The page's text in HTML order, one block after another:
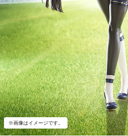
※画像はイメージです。